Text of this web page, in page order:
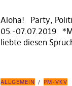
Aloha! Party,
05.-07.07.2019
liebte diesen
ALLGEMEIN PM-VKV